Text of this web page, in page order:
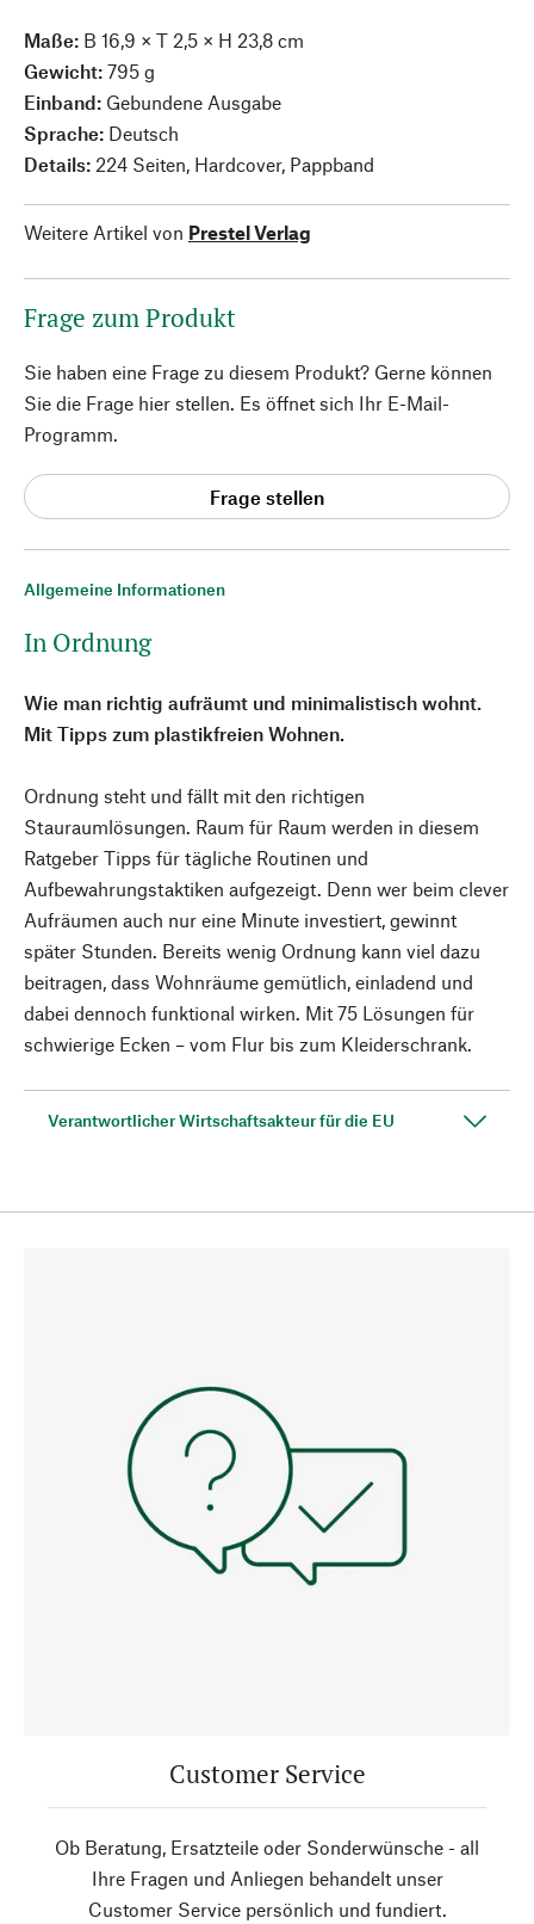
Allgemeine Informationen
In Ordnung
Wie man richtig aufräumt und minimalistisch wohnt.
Mit Tipps zum plastikfreien Wohnen.
Ordnung steht und fällt mit den richtigen
Stauraumlösungen. Raum für Raum werden in diesem
Ratgeber Tipps für tägliche Routinen und
Aufbewahrungstaktiken aufgezeigt. Denn wer beim clever
Aufräumen auch nur eine Minute investiert, gewinnt
später Stunden. Bereits wenig Ordnung kann viel dazu
beitragen, dass Wohnräume gemütlich, einladend und
dabei dennoch funktional wirken. Mit 75 Lösungen für
schwierige Ecken – vom Flur bis zum Kleiderschrank.
Verantwortlicher Wirtschaftsakteur für die EU
Maße: B 16,9 × T 2,5 × H 23,8 cm
Gewicht: 795 g
Einband: Gebundene Ausgabe
Sprache: Deutsch
Details: 224 Seiten, Hardcover, Pappband
Weitere Artikel von Prestel Verlag
Frage zum Produkt
Sie haben eine Frage zu diesem Produkt? Gerne können
Sie die Frage hier stellen. Es öffnet sich Ihr E-Mail-
Programm.
Frage stellen
Customer Service
Ob Beratung, Ersatzteile oder Sonderwünsche - all
Ihre Fragen und Anliegen behandelt unser
Customer Service persönlich und fundiert.